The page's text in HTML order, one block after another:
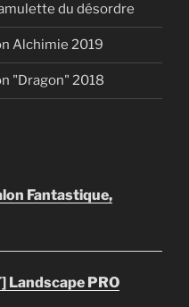
du désordre
Alchimie 2019
"Dragon" 2018
Fantastique,
Landscape PRO